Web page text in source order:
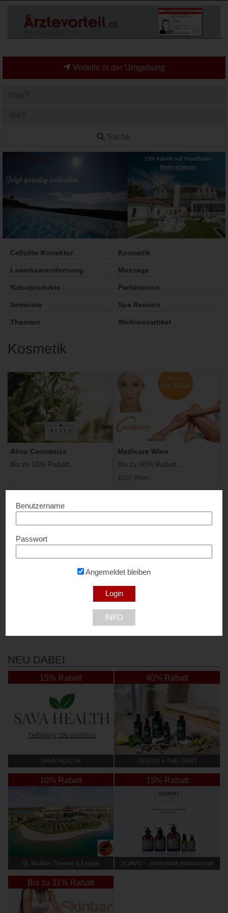
Vorteile in der Umgebung
Suche
Cellulite Korrektur Kosmetik
Laserhaarentfernung Massage
Naturprodukte Parfümerien
Seminare Spa Resorts
Thermen Wellnessartikel
Kosmetik
Alivu Cosmetics
Bis zu 15% Rabatt...
Medicare Wien
Bis zu 60% Rabatt...
1010 Wien
NEU DABEI
15% Rabatt
SAVA HEALTH
40% Rabatt
GREEN + THE GENT
10% Rabatt
St. Martins Therme & Lodge
15% Rabatt
SOAVO – zertifizierte Biokosmetik
Bis zu 31% Rabatt
Benutzername
Passwort
Angemeldet bleiben
INFO